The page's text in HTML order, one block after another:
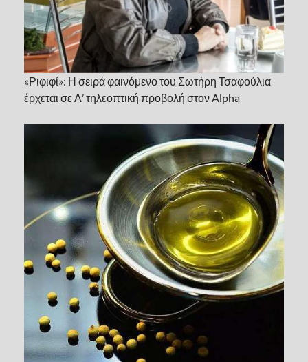
«Ριφιφί»: Η σειρά φαινόμενο του Σωτήρη Τσαφούλια
έρχεται σε Α’ τηλεοπτική προβολή στον Alpha